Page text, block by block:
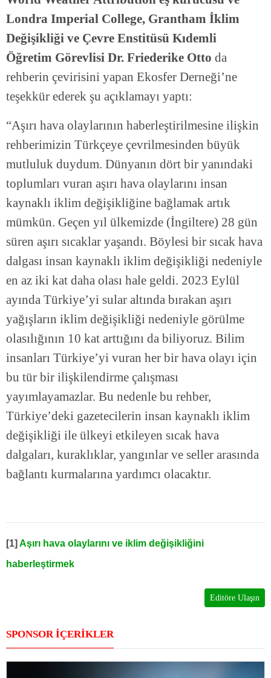
Londra Imperial College, Grantham İklim
Değişikliği ve Çevre Enstitüsü Kıdemli
Öğretim Görevlisi Dr. Friederike Otto da
rehberin çevirisini yapan Ekosfer Derneği’ne
teşekkür ederek şu açıklamayı yaptı:
“Aşırı hava olaylarının haberleştirilmesine ilişkin
rehberimizin Türkçeye çevrilmesinden büyük
mutluluk duydum. Dünyanın dört bir yanındaki
toplumları vuran aşırı hava olaylarını insan
kaynaklı iklim değişikliğine bağlamak artık
mümkün. Geçen yıl ülkemizde (İngiltere) 28 gün
süren aşırı sıcaklar yaşandı. Böylesi bir sıcak hava
dalgası insan kaynaklı iklim değişikliği nedeniyle
en az iki kat daha olası hale geldi. 2023 Eylül
ayında Türkiye’yi sular altında bırakan aşırı
yağışların iklim değişikliği nedeniyle görülme
olasılığının 10 kat arttığını da biliyoruz. Bilim
insanları Türkiye’yi vuran her bir hava olayı için
bu tür bir ilişkilendirme çalışması
yayımlayamazlar. Bu nedenle bu rehber,
Türkiye’deki gazetecilerin insan kaynaklı iklim
değişikliği ile ülkeyi etkileyen sıcak hava
dalgaları, kuraklıklar, yangınlar ve seller arasında
bağlantı kurmalarına yardımcı olacaktır.
[1] Aşırı hava olaylarını ve iklim değişikliğini
haberleştirmek
Editöre Ulaşın
SPONSOR İÇERİKLER